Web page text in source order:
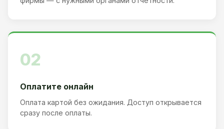
02
Оплатите онлайн
Оплата картой без ожидания. Доступ открывается
сразу после оплаты.